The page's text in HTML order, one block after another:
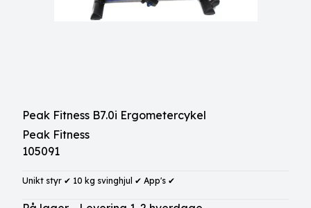
Peak Fitness B7.0i Ergometercykel
Peak Fitness
105091
Unikt styr ✔ 10 kg svinghjul ✔ App's ✔